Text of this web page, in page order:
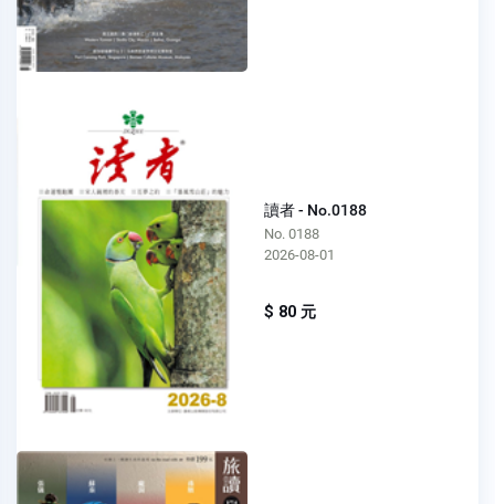
讀者 - No.0188
No. 0188
2026-08-01
$ 80 元